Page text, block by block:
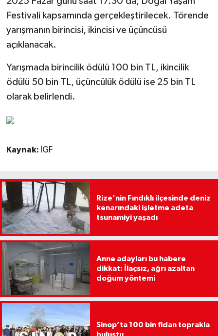
Festivali kapsamında gerçekleştirilecek. Törende
yarışmanın birincisi, ikincisi ve üçüncüsü
açıklanacak.
Yarışmada birincilik ödülü 100 bin TL, ikincilik
ödülü 50 bin TL, üçüncülük ödülü ise 25 bin TL
olarak belirlendi.
Kaynak: İGF
Rize'nin Fındıklı ilçesinde deniz
kenarındaki işletme adeta
tsunamiyi yaşadı
Anne adayları bu habere
dikkat: İlaçsız, ağrı azaltan
doğum yöntemi
Sinop’ta 100 bin fidan toprakla
buluştu